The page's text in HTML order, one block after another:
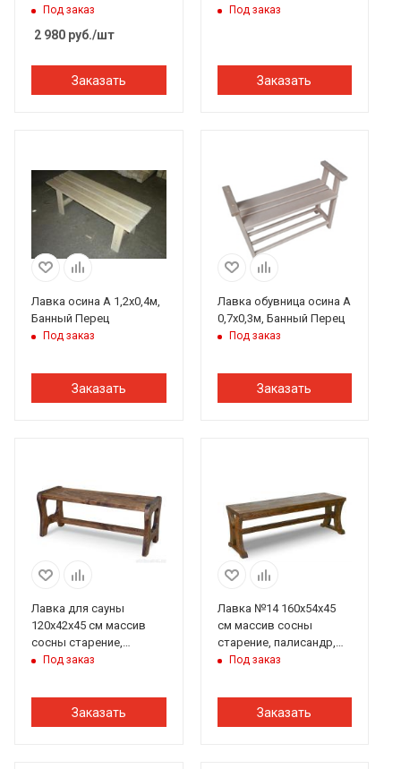
Под заказ
2 980 руб./шт
Заказать
Под заказ
Заказать
Лавка осина А 1,2х0,4м,
Банный Перец
Под заказ
Заказать
Лавка обувница осина А
0,7х0,3м, Банный Перец
Под заказ
Заказать
Лавка для сауны
120х42х45 см массив
сосны старение,
палисандр, ИРБ
Под заказ
Заказать
Лавка №14 160х54х45
см массив сосны
старение, палисандр,
ИРБПод заказ
Заказать